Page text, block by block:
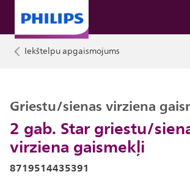
Iekštelpu apgaismojums
2 gab. Star griestu/
virziena gaismekļi
Griestu/sienas virziena
8719514435391